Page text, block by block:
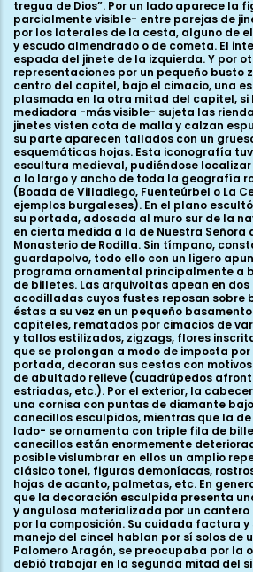
tregua de Dios”. Por un lado aparece la
parcialmente visible- entre parejas de
por los laterales de la cesta, alguno de
y escudo almendrado o de cometa. El
espada del jinete de la izquierda. Y por
representaciones por un pequeño busto
centro del capitel, bajo el cimacio, una
plasmada en la otra mitad del capitel, si
mediadora -más visible- sujeta las
jinetes visten cota de malla y calzan
su parte aparecen tallados con un
esquemáticas hojas. Esta iconografía
escultura medieval, pudiéndose
a lo largo y ancho de toda la geografía
(Boada de Villadiego, Fuenteúrbel o La
ejemplos burgaleses). En el plano
su portada, adosada al muro sur de la
en cierta medida a la de Nuestra Señora
Monasterio de Rodilla. Sin tímpano,
guardapolvo, todo ello con un ligero
programa ornamental principalmente a
de billetes. Las arquivoltas apean en
acodilladas cuyos fustes reposan sobre
éstas a su vez en un pequeño
capiteles, rematados por cimacios de
y tallos estilizados, zigzags, flores
que se prolongan a modo de imposta
portada, decoran sus cestas con
de abultado relieve (cuadrúpedos
estriadas, etc.). Por el exterior, la
una cornisa con puntas de diamante
canecillos esculpidos, mientras que la
lado- se ornamenta con triple fila de
canecillos están enormemente
posible vislumbrar en ellos un amplio
clásico tonel, figuras demoníacas,
hojas de acanto, palmetas, etc. En
que la decoración esculpida presenta
y angulosa materializada por un
por la composición. Su cuidada factura y
manejo del cincel hablan por sí solos de
Palomero Aragón, se preocupaba por la
debió trabajar en la segunda mitad del